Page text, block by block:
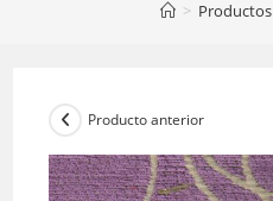
> Productos
Producto anterior